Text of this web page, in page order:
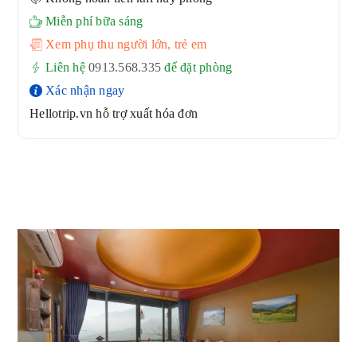
Miễn phí bữa sáng
Xem phụ thu người lớn, trẻ em
Liên hệ 0913.568.335 để đặt phòng
Xác nhận ngay
Hellotrip.vn hỗ trợ xuất hóa đơn